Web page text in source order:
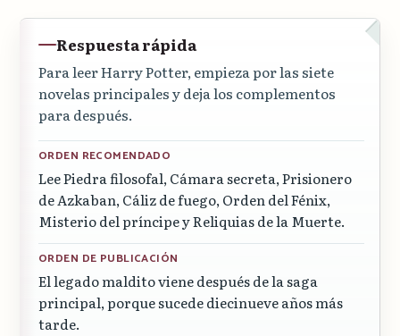
Respuesta rápida
Para leer Harry Potter, empieza por las siete
novelas principales y deja los complementos
para después.
ORDEN RECOMENDADO
Lee Piedra filosofal, Cámara secreta, Prisionero
de Azkaban, Cáliz de fuego, Orden del Fénix,
Misterio del príncipe y Reliquias de la Muerte.
ORDEN DE PUBLICACIÓN
El legado maldito viene después de la saga
principal, porque sucede diecinueve años más
tarde.